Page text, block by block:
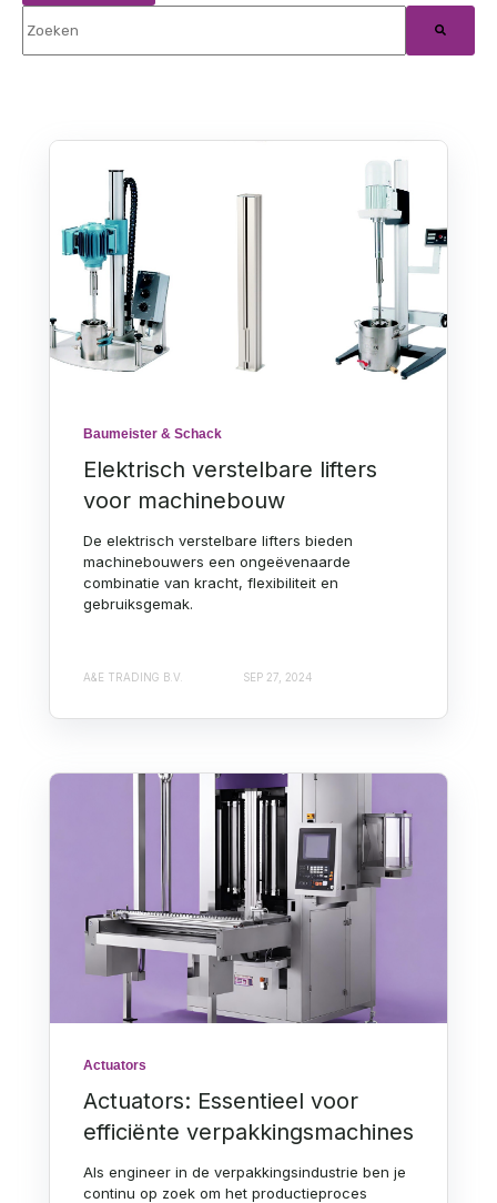
Baumeister & Schack
Elektrisch verstelbare lifters
voor machinebouw
De elektrisch verstelbare lifters bieden
machinebouwers een ongeëvenaarde
combinatie van kracht, flexibiliteit en
gebruiksgemak.
A&E TRADING B.V. SEP 27, 2024
Actuators
Actuators: Essentieel voor
efficiënte verpakkingsmachines
Als engineer in de verpakkingsindustrie ben je
continu op zoek om het productieproces